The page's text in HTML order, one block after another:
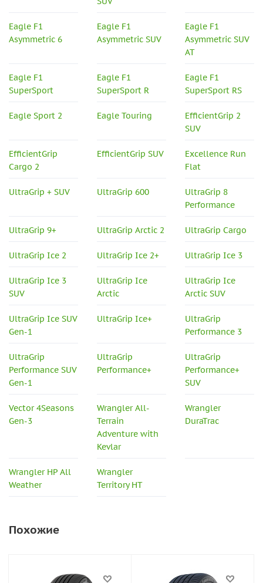
Eagle F1
Asymmetric 6
Eagle F1
Asymmetric SUV
Eagle F1
Asymmetric SUV
AT
Eagle F1
SuperSport
Eagle F1
SuperSport R
Eagle F1
SuperSport RS
Eagle Sport 2 Eagle Touring
EfficientGrip 2
SUV
EfficientGrip
Cargo 2
EfficientGrip SUV
Excellence Run
Flat
UltraGrip + SUV UltraGrip 600
UltraGrip 8
Performance
UltraGrip 9+ UltraGrip Arctic 2 UltraGrip Cargo
UltraGrip Ice 2 UltraGrip Ice 2+ UltraGrip Ice 3
UltraGrip Ice 3
SUV
UltraGrip Ice
Arctic
UltraGrip Ice
Arctic SUV
UltraGrip Ice SUV
Gen-1
UltraGrip Ice+
UltraGrip
Performance 3
UltraGrip
Performance SUV
Gen-1
UltraGrip
Performance+
UltraGrip
Performance+
SUV
Vector 4Seasons
Gen-3
Wrangler All-
Terrain
Adventure with
Kevlar
Wrangler
DuraTrac
Wrangler HP All
Weather
Wrangler
Territory HT
Похожие